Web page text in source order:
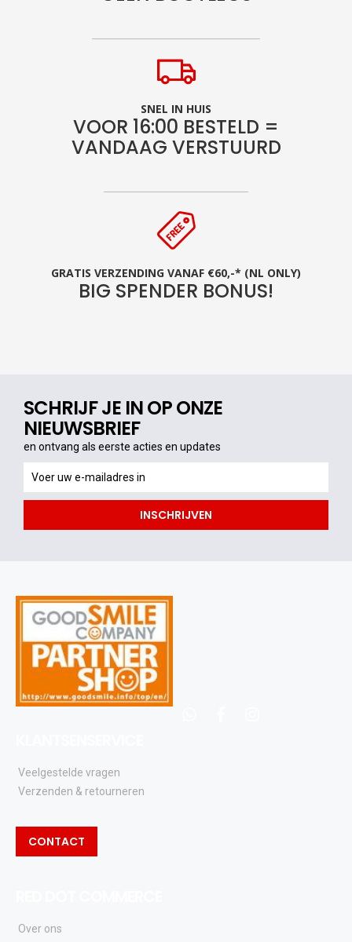
SNEL IN HUIS
VOOR 16:00 BESTELD =
VANDAAG VERSTUURD
GRATIS VERZENDING VANAF €60,-* (NL ONLY)
BIG SPENDER BONUS!
SCHRIJF JE IN OP ONZE
NIEUWSBRIEF
en ontvang als eerste acties en updates
ontvang
als
acties
INSCHRIJVEN
Veelgestelde vragen
Verzenden & retourneren
CONTACT
Over ons